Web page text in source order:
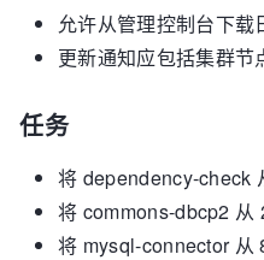
允许从管理控制台下载
更新通知应包括集群节
任务
将 dependency-check
将 commons-dbcp2 从
将 mysql-connector 从